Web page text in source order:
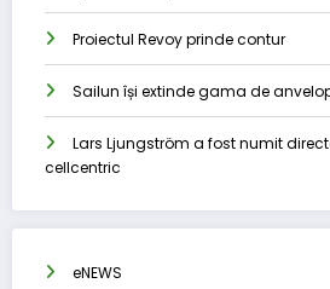
Proiectul Revoy prinde contur
Sailun își extinde gama de
Lars Ljungström a fost numit
cellcentric
eNEWS